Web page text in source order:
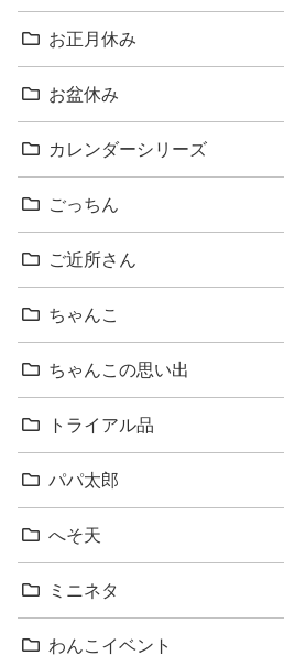
お正月休み
お盆休み
カレンダーシリーズ
ごっちん
ご近所さん
ちゃんこ
ちゃんこの思い出
トライアル品
パパ太郎
へそ天
ミニネタ
わんこイベント